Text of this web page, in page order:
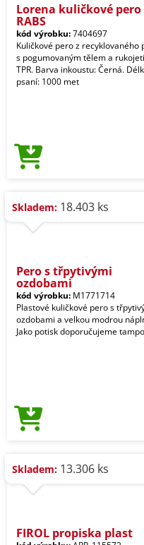
Lorena kuličkové pero
RABS
kód výrobku:7404697
Kuličkové pero z recyklovaného
s pogumovaným tělem a
TPR. Barva inkoustu: Černá.
psaní: 1000 met
Skladem: 18.403 ks
Pero s třpytivými
ozdobami
kód výrobku: M1771714
Plastové kuličkové pero s
ozdobami a velkou modrou
Jako potisk doporučujeme
Skladem: 13.306 ks
FIROL propiska plast